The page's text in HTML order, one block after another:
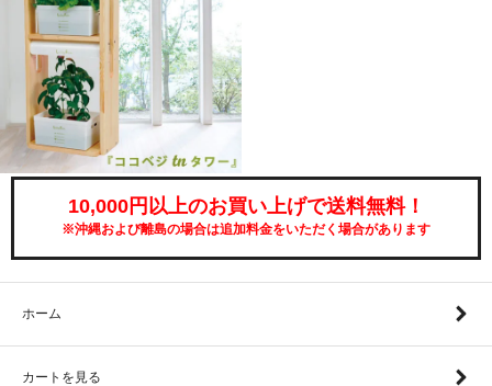
10,000円以上のお買い上げで送料無料！
※沖縄および離島の場合は追加料金をいただく場合があります
ホーム
カートを見る